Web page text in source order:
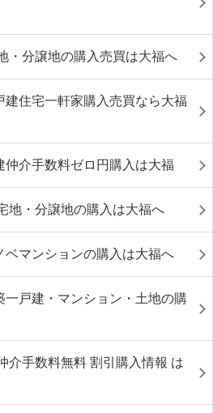
・分譲地の購入売買は大福へ
建住宅一軒家購入売買なら大福
仲介手数料ゼロ円購入は大福
地・分譲地の購入は大福へ
ベマンションの購入は大福へ
一戸建・マンション・土地の購
介手数料無料 割引購入情報 は